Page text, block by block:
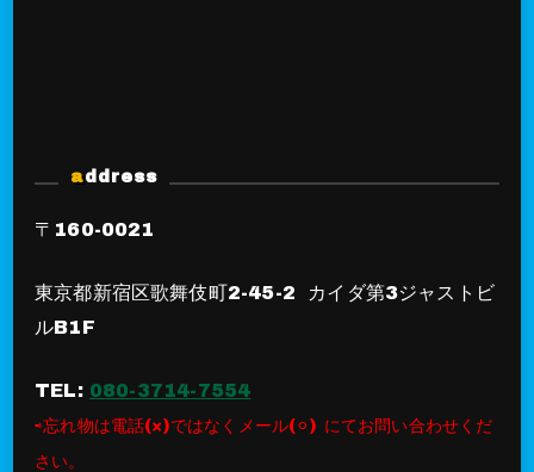
address
〒160-0021
東京都新宿区歌舞伎町2-45-2 カイダ第3ジャストビ
ルB1F
TEL: 080-3714-7554
⇨忘れ物は電話(×)ではなくメール(⚪︎) にてお問い合わせくだ
さい。